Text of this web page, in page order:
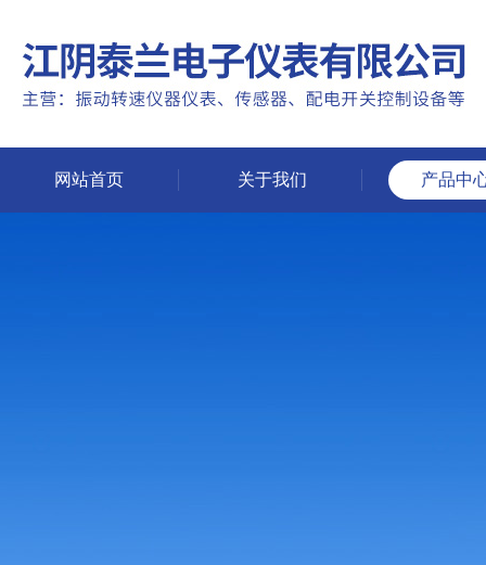
网站首页 关于我们 产品中